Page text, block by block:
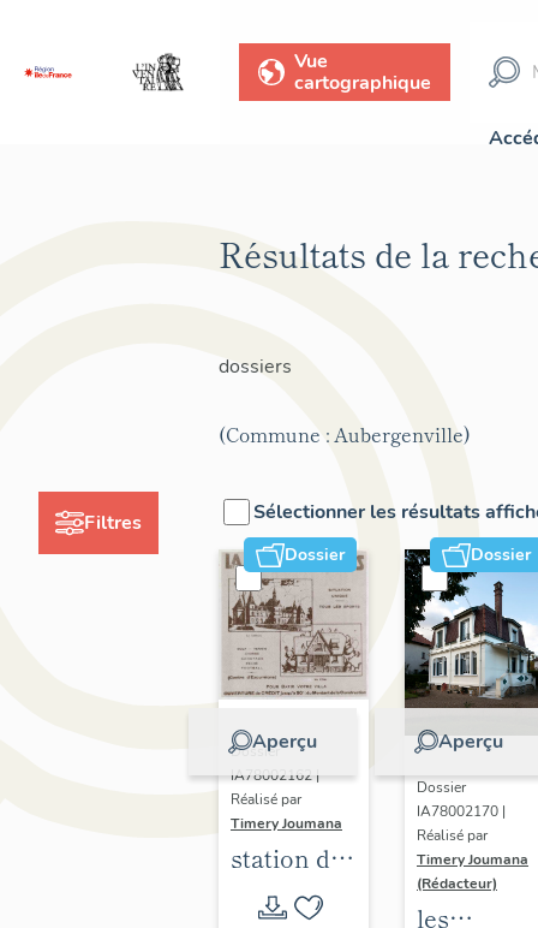
Vue
cartographique
Filtres
Résultats de la
dossiers
(Commune : Aubergenville)
Sélectionner les résultats
Dossier
Aperçu
Dossier
IA78002162 |
Réalisé par
Timery Joumana
station de
villégiature
Dossier
Aperçu
Dossier
IA78002170 |
Réalisé par
Timery Joumana
(Rédacteur)
les